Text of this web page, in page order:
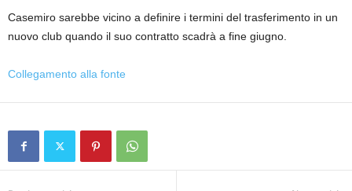
Casemiro sarebbe vicino a definire i termini del trasferimento in un
nuovo club quando il suo contratto scadrà a fine giugno.
Collegamento alla fonte